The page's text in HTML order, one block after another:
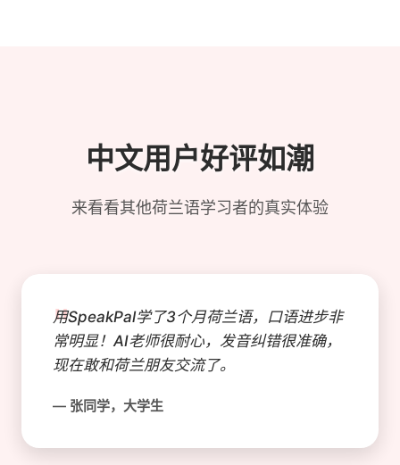
中文用户好评如潮
来看看其他荷兰语学习者的真实体验
"
用SpeakPal学了3个月荷兰语，口语进步非
常明显！AI老师很耐心，发音纠错很准确，
现在敢和荷兰朋友交流了。
— 张同学，大学生